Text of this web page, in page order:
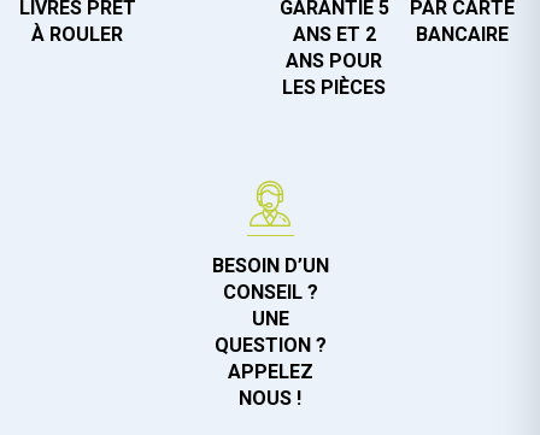
LIVRÉS PRÊT
À ROULER
GARANTIE 5
ANS ET 2
ANS POUR
LES PIÈCES
PAR CARTE
BANCAIRE
BESOIN D’UN
CONSEIL ?
UNE
QUESTION ?
APPELEZ
NOUS !